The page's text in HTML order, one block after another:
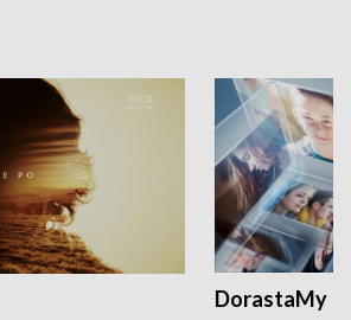
DorastaMy